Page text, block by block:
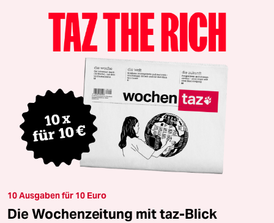
10 Ausgaben für 10 Euro
Die Wochenzeitung mit taz-Blick